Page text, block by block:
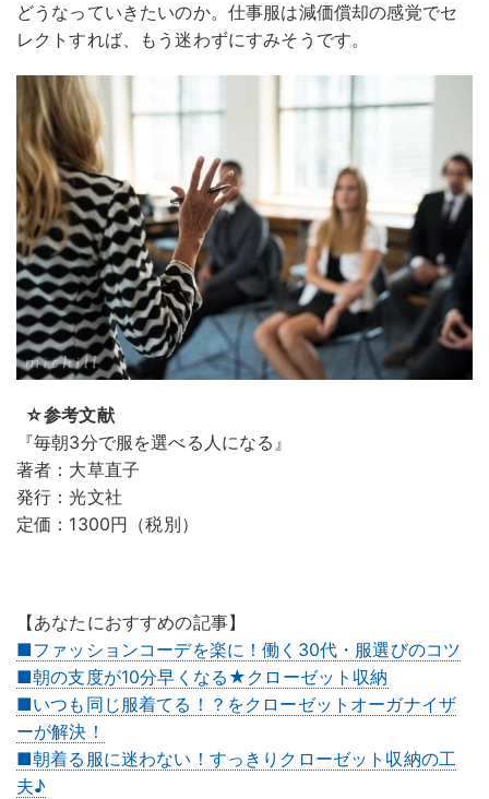
どうなっていきたいのか。仕事服は減価償却の感覚でセ
レクトすれば、もう迷わずにすみそうです。
☆参考文献
『毎朝3分で服を選べる人になる』
著者：大草直子
発行：光文社
定価：1300円（税別）
【あなたにおすすめの記事】
■ファッションコーデを楽に！働く30代・服選びのコツ
■朝の支度が10分早くなる★クローゼット収納
■いつも同じ服着てる！？をクローゼットオーガナイザ
ーが解決！
■朝着る服に迷わない！すっきりクローゼット収納の工
夫♪